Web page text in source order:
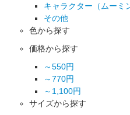
キャラクター（ムーミ
その他
色から探す
価格から探す
～550円
～770円
～1,100円
サイズから探す